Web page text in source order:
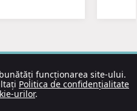
funcționarea site-ului.
Politica de confidențialitate
urilor.